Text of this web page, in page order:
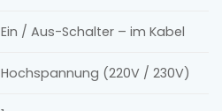
Ein / Aus-Schalter – im Kabel
Hochspannung (220V / 230V)